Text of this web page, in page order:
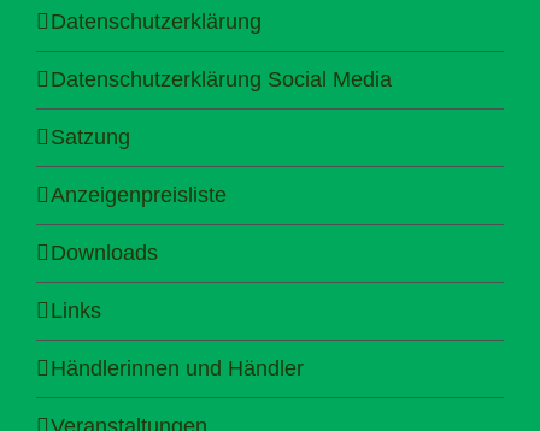
Datenschutzerklärung
Datenschutzerklärung Social Media
Satzung
Anzeigenpreisliste
Downloads
Links
Händlerinnen und Händler
Veranstaltungen